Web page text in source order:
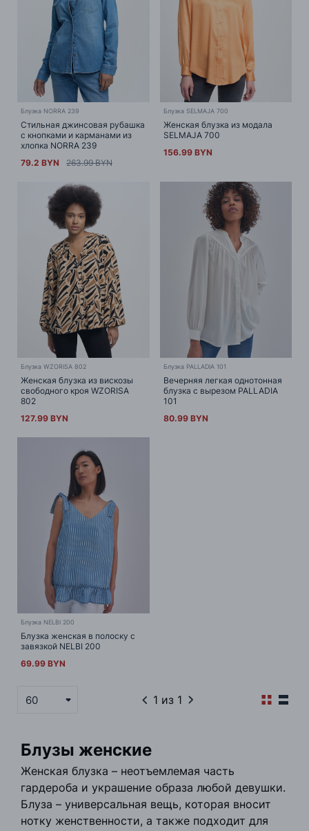
Блузка NORRA 239
Стильная джинсовая рубашка
с кнопками и карманами из
хлопка NORRA 239
79.2 BYN
263.99 BYN
Блузка SELMAJA 700
Женская блузка из модала
SELMAJA 700
156.99 BYN
Блузка WZORISA 802
Женская блузка из вискозы
свободного кроя WZORISA
802
127.99 BYN
Блузка PALLADIA 101
Вечерняя легкая однотонная
блузка с вырезом PALLADIA
101
80.99 BYN
Блузка NELBI 200
Блузка женская в полоску с
завязкой NELBI 200
69.99 BYN
60 1 из 1
Блузы женские
Женская блузка – неотъемлемая часть
гардероба и украшение образа любой девушки.
Блуза – универсальная вещь, которая вносит
нотку женственности, а также подходит для